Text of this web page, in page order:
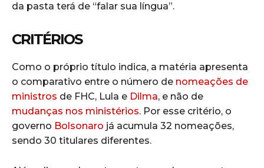
da pasta terá de “falar sua língua”.
CRITÉRIOS
Como o próprio título indica, a matéria apresenta
o comparativo entre o número de nomeações de
ministros de FHC, Lula e Dilma, e não de
mudanças nos ministérios. Por esse critério, o
governo Bolsonaro já acumula 32 nomeações,
sendo 30 titulares diferentes.